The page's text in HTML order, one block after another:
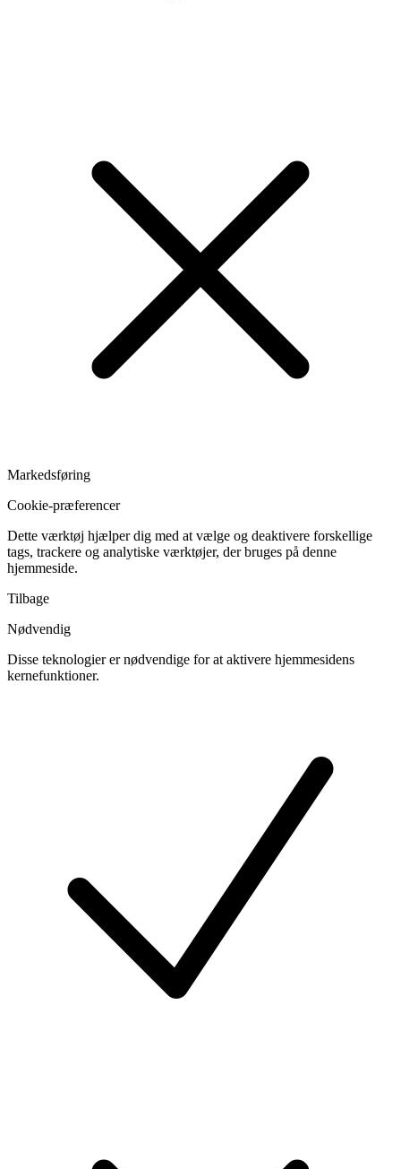
Markedsføring
Cookie-præferencer
Dette værktøj hjælper dig med at vælge og deaktivere forskellige
tags, trackere og analytiske værktøjer, der bruges på denne
hjemmeside.
Tilbage
Nødvendig
Disse teknologier er nødvendige for at aktivere hjemmesidens
kernefunktioner.